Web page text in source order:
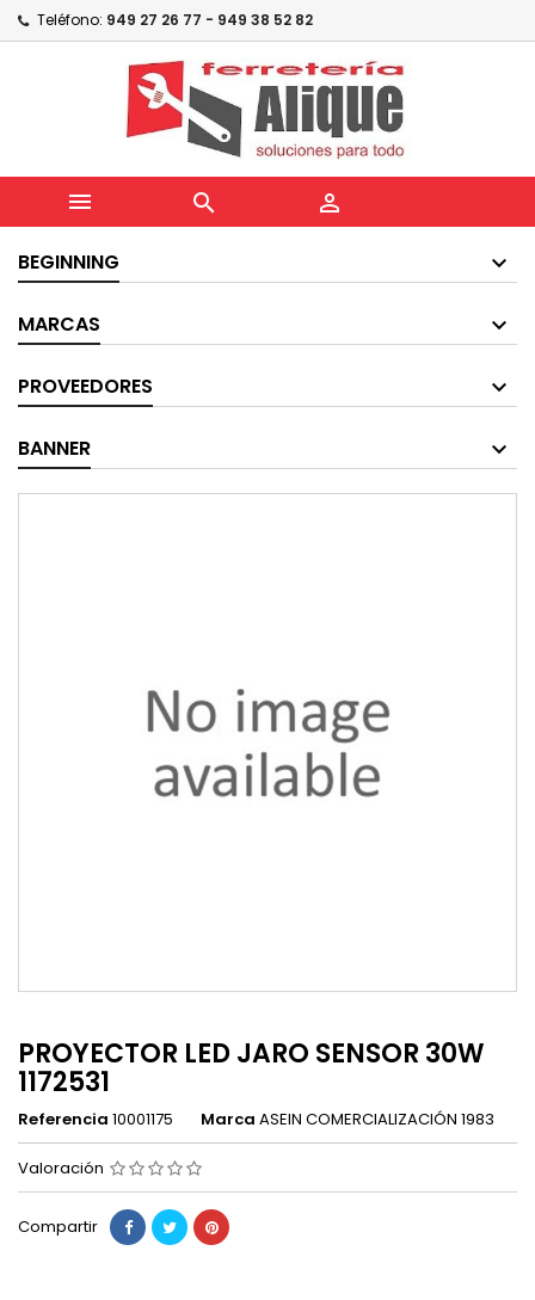
Teléfono: 949 27 26 77 - 949 38 52 82
  
BEGINNING
MARCAS
PROVEEDORES
BANNER
PROYECTOR LED JARO SENSOR 30W
1172531
Referencia 10001175 Marca ASEIN COMERCIALIZACIÓN 1983
Valoración
Compartir